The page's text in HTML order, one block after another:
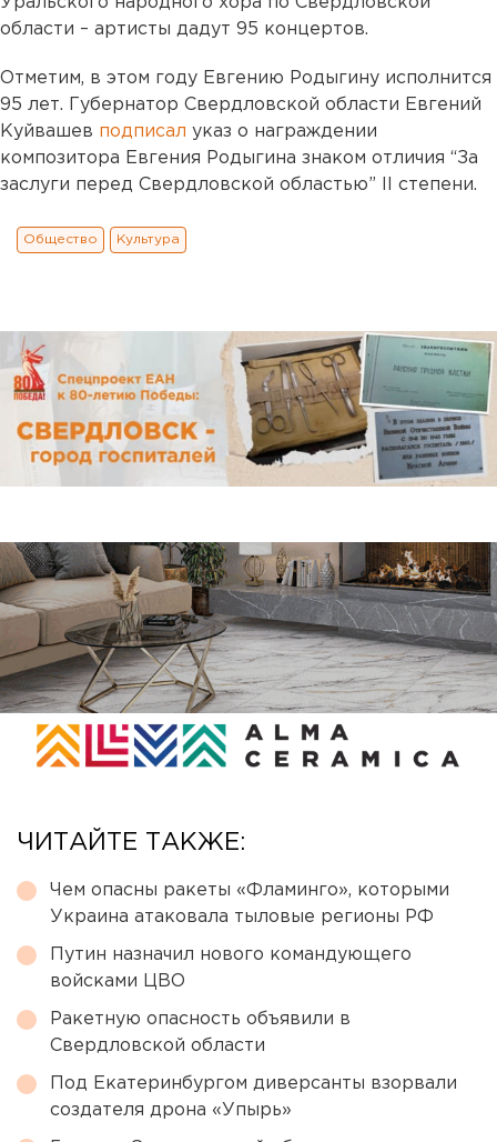
области – артисты дадут 95 концертов.
Отметим, в этом году Евгению Родыгину исполнится
95 лет. Губернатор Свердловской области Евгений
Куйвашев подписал указ о награждении
композитора Евгения Родыгина знаком отличия “За
заслуги перед Свердловской областью” II степени.
Общество Культура
ЧИТАЙТЕ ТАКЖЕ:
Чем опасны ракеты «Фламинго», которыми
Украина атаковала тыловые регионы РФ
Путин назначил нового командующего
войсками ЦВО
Ракетную опасность объявили в
Свердловской области
Под Екатеринбургом диверсанты взорвали
создателя дрона «Упырь»